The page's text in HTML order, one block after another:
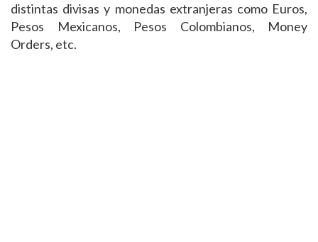
distintas divisas y monedas extranjeras como Euros,
Pesos Mexicanos, Pesos Colombianos, Money
Orders, etc.